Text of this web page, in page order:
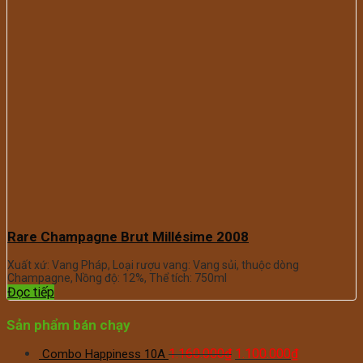
Rare Champagne Brut Millésime 2008
Xuất xứ: Vang Pháp, Loại rượu vang: Vang sủi, thuộc dòng
Champagne, Nồng độ: 12%, Thể tích: 750ml
Đọc tiếp
Sản phẩm bán chạy
Combo Happiness 10A 1.160.000₫ Giá
1.100.000₫Giá